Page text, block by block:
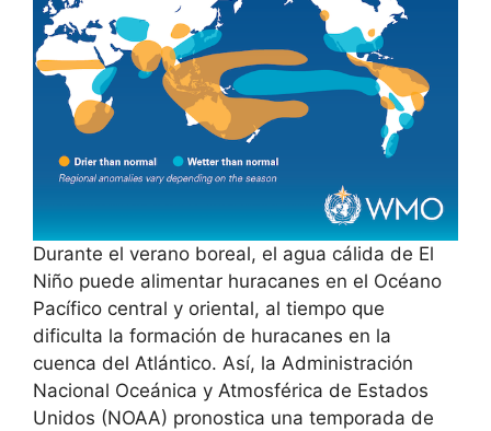
Durante el verano boreal, el agua cálida de El
Niño puede alimentar huracanes en el Océano
Pacífico central y oriental, al tiempo que
dificulta la formación de huracanes en la
cuenca del Atlántico. Así, la Administración
Nacional Oceánica y Atmosférica de Estados
Unidos (NOAA) pronostica una temporada de